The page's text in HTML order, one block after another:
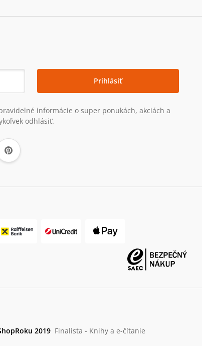
Prihlásiť
informácie o super ponukách, akciách a
odhlásiť.
2019 Finalista - Knihy a e-čítanie